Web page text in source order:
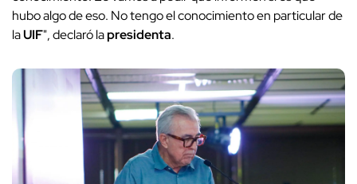
hubo algo de eso. No tengo el conocimiento en particular de
laUIF", declaró lapresidenta.